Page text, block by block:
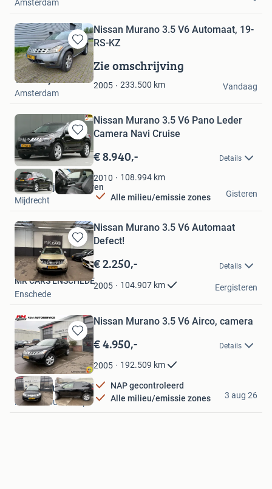
Amsterdam
Bewaren
in
Mijn
Favorieten
Nissan Murano 3.5 V6 Automaat, 19-
RS-KZ
Zie omschrijving
2005 233.500 km
Troostwijk Auctions
Amsterdam
Vandaag
Bewaren
in
Mijn
Favorieten
Nissan Murano 3.5 V6 Pano Leder
Camera Navi Cruise
€ 8.940,- Details
2010 108.994 km
Alle milieu/emissie zones
Autobedrijf van Yperen
Mijdrecht
Gisteren
Bewaren
in
Mijn
Favorieten
Nissan Murano 3.5 V6 Automaat
Defect!
€ 2.250,- Details
2005 104.907 km
MR CARS ENSCHEDE
Enschede
Eergisteren
Bewaren
in
Mijn
Favorieten
Nissan Murano 3.5 V6 Airco, camera
€ 4.950,- Details
2005 192.509 km
NAP gecontroleerd
Alle milieu/emissie zones
F en M Autoservice
Hazerswoude-Dorp
3 aug 26